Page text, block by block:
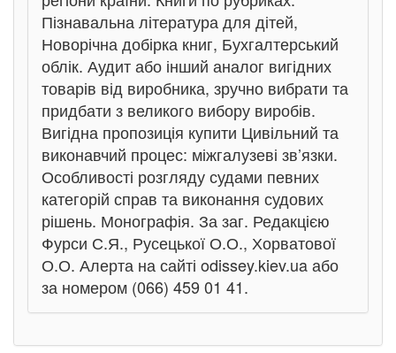
Пізнавальна література для дітей,
Новорічна добірка книг, Бухгалтерський
облік. Аудит або інший аналог вигідних
товарів від виробника, зручно вибрати та
придбати з великого вибору виробів.
Вигідна пропозиція купити Цивільний та
виконавчий процес: міжгалузеві зв’язки.
Особливості розгляду судами певних
категорій справ та виконання судових
рішень. Монографія. За заг. Редакцією
Фурси С.Я., Русецької О.О., Хорватової
О.О. Алерта на сайті odissey.kiev.ua або
за номером (066) 459 01 41.